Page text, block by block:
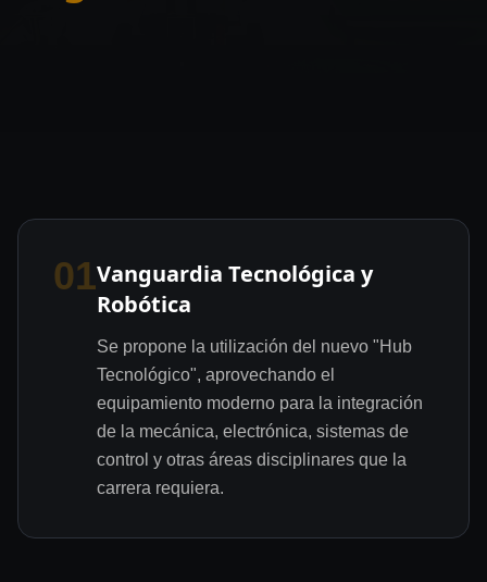
01Vanguardia Tecnológica y
Robótica
Se propone la utilización del nuevo "Hub
Tecnológico", aprovechando el
equipamiento moderno para la integración
de la mecánica, electrónica, sistemas de
control y otras áreas disciplinares que la
carrera requiera.